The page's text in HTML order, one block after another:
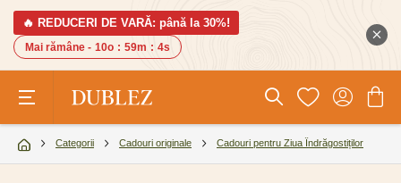
🔥 REDUCERI DE VARĂ: până la 30%!
Mai rămâne - 10o : 59m : 3s
Categorii Cadouri originale Cadouri pentru Ziua Îndrăgostiților